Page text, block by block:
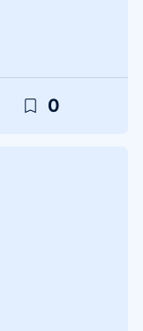
bookmark_border 0